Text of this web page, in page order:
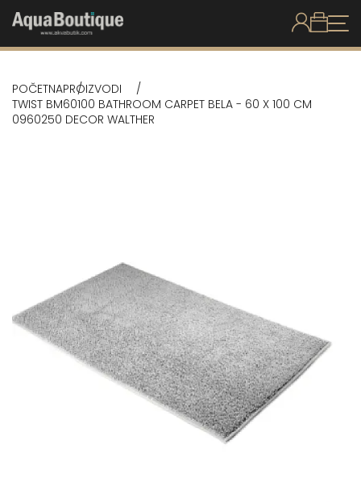
POČETNAPROIZVODI
TWIST BM60100 BATHROOM CARPET BELA - 60 X 100 CM
0960250 DECOR WALTHER